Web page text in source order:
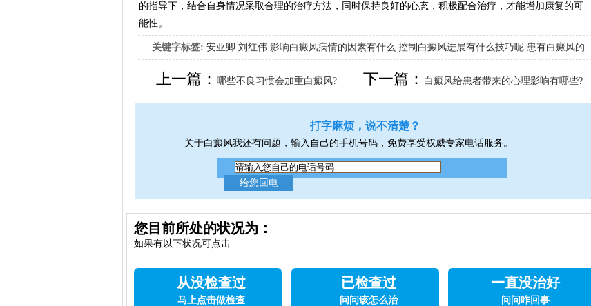
的指导下，结合自身情况采取合理的治疗方法，同时保持良好的心态，积极配合治疗，才能增加康复的可
能性。
关键字标签: 安亚卿 刘红伟 影响白癜风病情的因素有什么 控制白癜风进展有什么技巧呢 患有白癜风的
女生应该如何治疗呢
上一篇：哪些不良习惯会加重白癜风? 下一篇： 白癜风给患者带来的心理影响有哪些?
打字麻烦，说不清楚？
关于白癜风我还有问题，输入自己的手机号码，免费享受权威专家电话服务。
您目前所处的状况为：
如果有以下状况可点击
从没检查过
马上点击做检查
已检查过
问问该怎么治
一直没治好
问问咋回事